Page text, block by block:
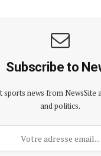
Subscribe to
sports news from NewsSite
and politics.